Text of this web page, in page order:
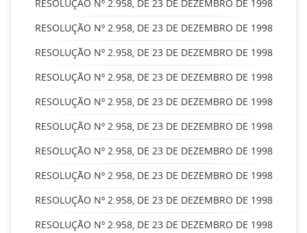
RESOLUÇÃO Nº 2.958, DE 23 DE DEZEMBRO DE 1998
RESOLUÇÃO Nº 2.958, DE 23 DE DEZEMBRO DE 1998
RESOLUÇÃO Nº 2.958, DE 23 DE DEZEMBRO DE 1998
RESOLUÇÃO Nº 2.958, DE 23 DE DEZEMBRO DE 1998
RESOLUÇÃO Nº 2.958, DE 23 DE DEZEMBRO DE 1998
RESOLUÇÃO Nº 2.958, DE 23 DE DEZEMBRO DE 1998
RESOLUÇÃO Nº 2.958, DE 23 DE DEZEMBRO DE 1998
RESOLUÇÃO Nº 2.958, DE 23 DE DEZEMBRO DE 1998
RESOLUÇÃO Nº 2.958, DE 23 DE DEZEMBRO DE 1998
RESOLUÇÃO Nº 2.958, DE 23 DE DEZEMBRO DE 1998